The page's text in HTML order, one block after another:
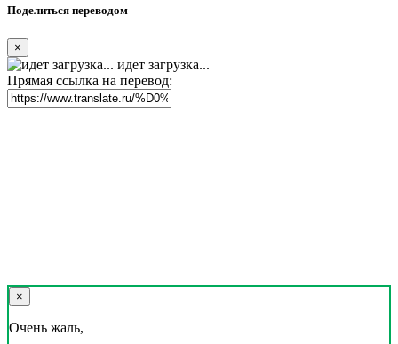
Поделиться переводом
×
идет загрузка...
Прямая ссылка на перевод:
×
Очень жаль,